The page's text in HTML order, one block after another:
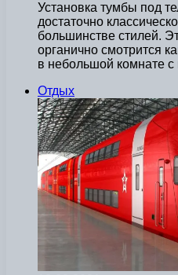
Установка тумбы под
достаточно
большинстве стилей.
органично смотрится
в небольшой комнате
Отдых